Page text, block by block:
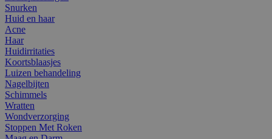
Snurken
Huid en haar
Acne
Haar
Huidirritaties
Koortsblaasjes
Luizen behandeling
Nagelbijten
Schimmels
Wratten
Wondverzorging
Stoppen Met Roken